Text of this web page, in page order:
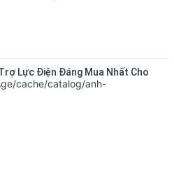
Lực Điện Đáng Mua Nhất Cho